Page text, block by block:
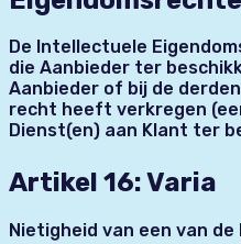
De Intellectuele
die Aanbieder ter
Aanbieder of bij de
recht heeft verkregen
Dienst(en) aan Klant ter
Artikel 16: Varia
Nietigheid van een van